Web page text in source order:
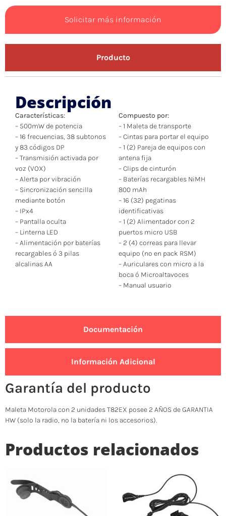
Solicitar más información
Producto
Documentación
Información Adicional
Descripción
Características:
– 500mW de potencia
– 16 frecuencias, 38 subtonos
y 83 códigos DP
– Transmisión activada por
voz (VOX)
– Alerta por vibración
– Sincronización sencilla
mediante botón
– IPx4
– Pantalla oculta
– Linterna LED
– Alimentación por baterías
recargables ó 3 pilas
alcalinas AA
Compuesto por:
– 1 Maleta de transporte
– Cintas para portar el equipo
– 1 (2) Pareja de equipos con
antena fija
– Clips de cinturón
– Baterías recargables NiMH
800 mAh
– 16 (32) pegatinas
identificativas
– 1 (2) Alimentador con 2
puertos micro USB
– 2 (4) correas para llevar
equipo (no en pack RSM)
– Auriculares con micro a la
boca ó Microaltavoces
– Manual usuario
Garantía del producto
Maleta Motorola con 2 unidades T82EX posee 2 AÑOS de GARANTIA
HW (solo la radio, no la batería ni los accesorios).
Productos relacionados